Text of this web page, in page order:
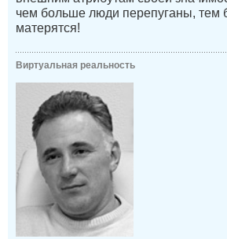
чем больше люди перепуганы, тем
матерятся!
Виртуальная реальность